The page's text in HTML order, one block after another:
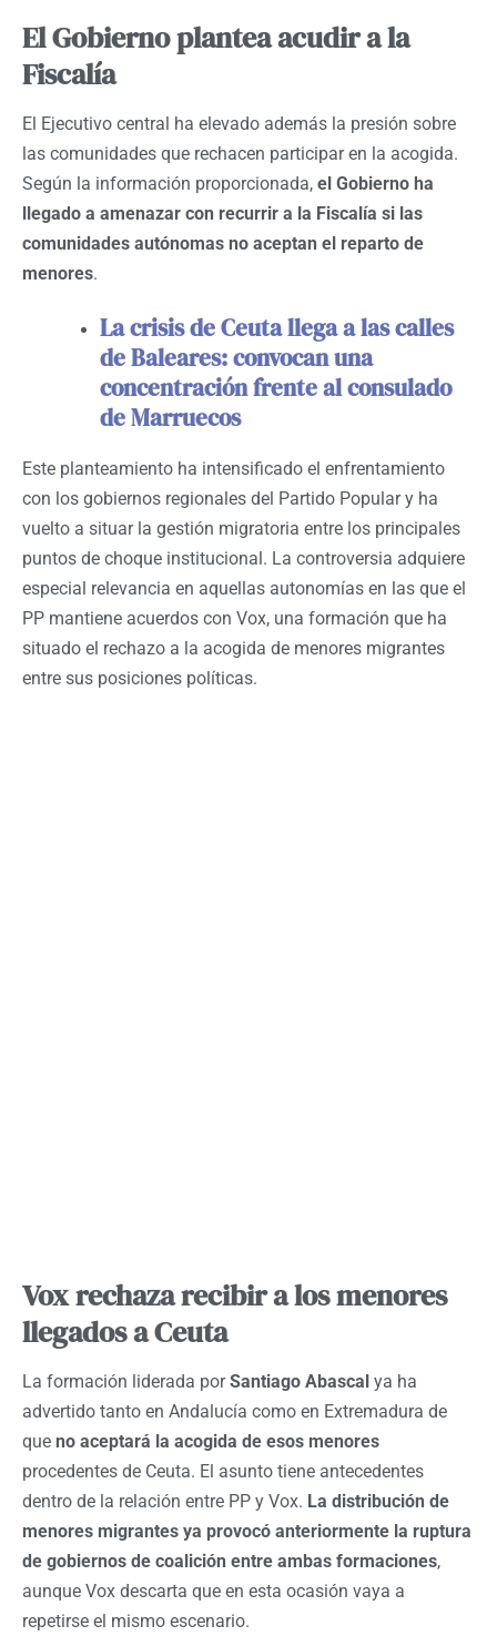
El Gobierno plantea acudir a la
Fiscalía
El Ejecutivo central ha elevado además la presión sobre
las comunidades que rechacen participar en la acogida.
Según la información proporcionada, el Gobierno ha
llegado a amenazar con recurrir a la Fiscalía si las
comunidades autónomas no aceptan el reparto de
menores.
La crisis de Ceuta llega a las calles
de Baleares: convocan una
concentración frente al consulado
de Marruecos
Este planteamiento ha intensificado el enfrentamiento
con los gobiernos regionales del Partido Popular y ha
vuelto a situar la gestión migratoria entre los principales
puntos de choque institucional. La controversia adquiere
especial relevancia en aquellas autonomías en las que el
PP mantiene acuerdos con Vox, una formación que ha
situado el rechazo a la acogida de menores migrantes
entre sus posiciones políticas.
Vox rechaza recibir a los menores
llegados a Ceuta
La formación liderada porSantiago Abascal ya ha
advertido tanto en Andalucía como en Extremadura de
que no aceptará la acogida de esos menores
procedentes de Ceuta. El asunto tiene antecedentes
dentro de la relación entre PP y Vox. La distribución de
menores migrantes ya provocó anteriormente la ruptura
de gobiernos de coalición entre ambas formaciones,
aunque Vox descarta que en esta ocasión vaya a
repetirse el mismo escenario.